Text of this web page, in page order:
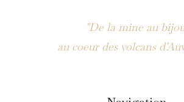
"De la mine au
au coeur des volcans